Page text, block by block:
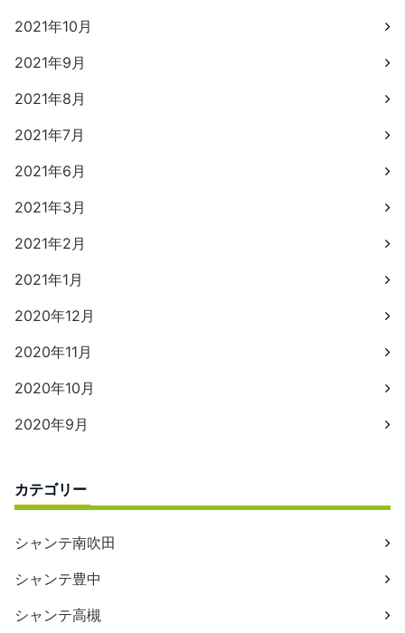
2021年10月
2021年9月
2021年8月
2021年7月
2021年6月
2021年3月
2021年2月
2021年1月
2020年12月
2020年11月
2020年10月
2020年9月
カテゴリー
シャンテ南吹田
シャンテ豊中
シャンテ高槻